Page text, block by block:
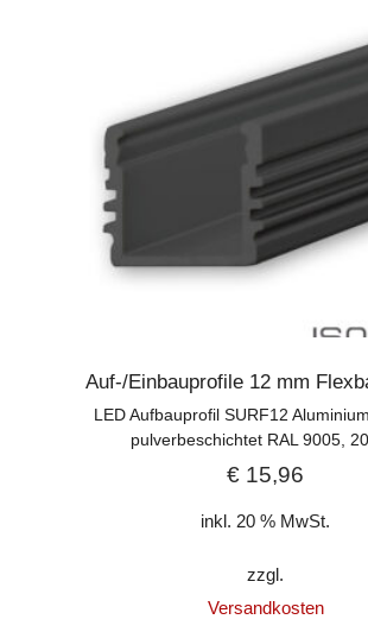
Auf-/Einbauprofile 12 mm
LED Aufbauprofil SURF12
pulverbeschichtet RAL 9005,
€ 15,96
inkl. 20 % MwSt.
zzgl.
Versandkosten